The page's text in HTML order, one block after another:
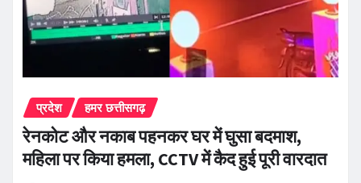
प्रदेश हमर छत्तीसगढ़
रेनकोट और नकाब पहनकर घर में घुसा बदमाश,
महिला पर किया हमला, CCTV में कैद हुई पूरी वारदात